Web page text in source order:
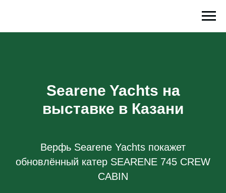
Searene Yachts на
выставке в Казани
Верфь Searene Yachts покажет
обновлённый катер SEARENE 745 CREW
CABIN